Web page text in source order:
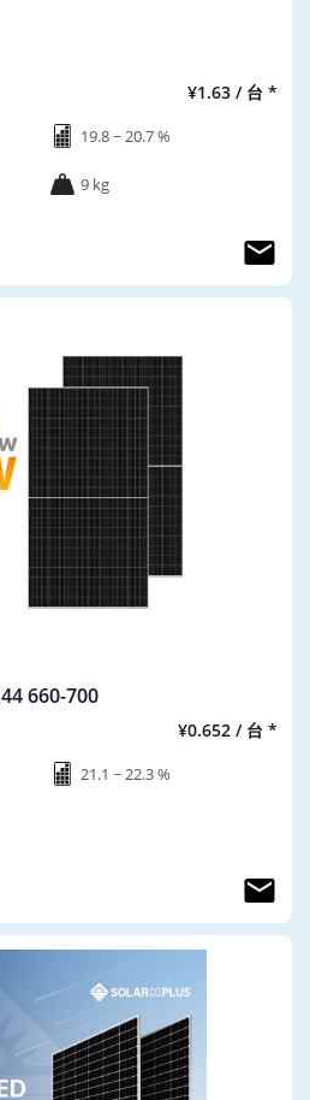
¥1.63 / 台 *
19.8 ~ 20.7 %
9 kg
660-700
¥0.652 / 台 *
21.1 ~ 22.3 %